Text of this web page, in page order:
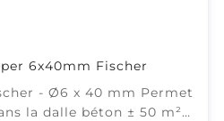
6x40mm Fischer
- Ø6 x 40 mm Permet
béton ± 50 m² /